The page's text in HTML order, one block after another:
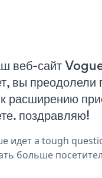
веб-сайт
вы
расширению
поздравляю!
идет a tough
больше